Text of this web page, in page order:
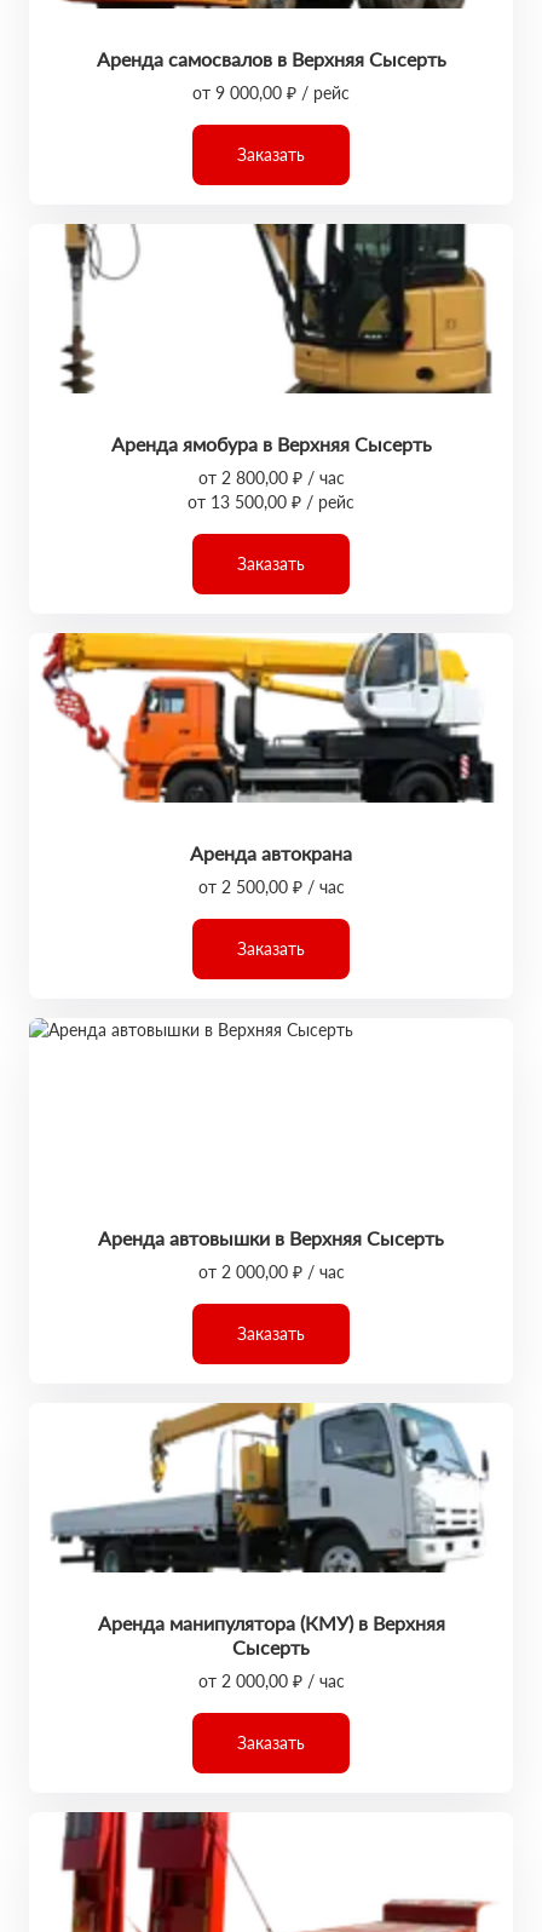
Аренда самосвалов в Верхняя Сысерть
от 9 000,00 ₽ / рейс
Заказать
Аренда ямобура в Верхняя Сысерть
от 2 800,00 ₽ / час
от 13 500,00 ₽ / рейс
Заказать
Аренда автокрана
от 2 500,00 ₽ / час
Заказать
Аренда автовышки в Верхняя Сысерть
от 2 000,00 ₽ / час
Заказать
Аренда манипулятора (КМУ) в Верхняя
Сысерть
от 2 000,00 ₽ / час
Заказать